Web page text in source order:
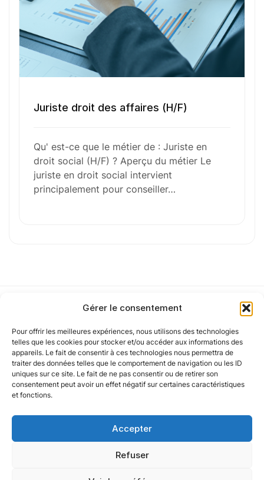
Gérer le consentement
Pour offrir les meilleures expériences, nous utilisons des technologies
telles que les cookies pour stocker et/ou accéder aux informations des
appareils. Le fait de consentir à ces technologies nous permettra de
traiter des données telles que le comportement de navigation ou les ID
uniques sur ce site. Le fait de ne pas consentir ou de retirer son
consentement peut avoir un effet négatif sur certaines caractéristiques
et fonctions.
Accepter
Refuser
Sélectionner une agence Oxygène Intérim/ BTT
ou
Parcourir les fichiers
accepte lesmentions légales
Juriste droit des affaires (H/F)
Qu' est-ce que le métier de : Juriste en
droit social (H/F) ? Aperçu du métier Le
juriste en droit social intervient
principalement pour conseiller…
Notre politique
Nos agences
Nos autres marques
Nos réseaux